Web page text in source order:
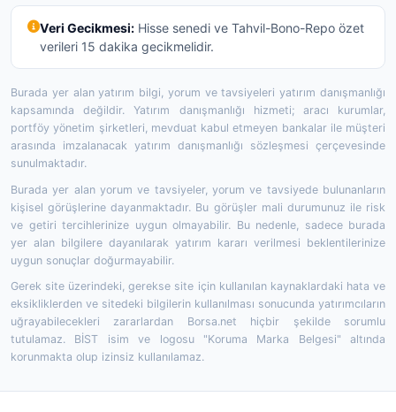
Veri Gecikmesi:Hisse senedi ve Tahvil-Bono-Repo özet
verileri 15 dakika gecikmelidir.
Burada yer alan yatırım bilgi, yorum ve tavsiyeleri yatırım danışmanlığı
kapsamında değildir. Yatırım danışmanlığı hizmeti; aracı kurumlar,
portföy yönetim şirketleri, mevduat kabul etmeyen bankalar ile müşteri
arasında imzalanacak yatırım danışmanlığı sözleşmesi çerçevesinde
sunulmaktadır.
Burada yer alan yorum ve tavsiyeler, yorum ve tavsiyede bulunanların
kişisel görüşlerine dayanmaktadır. Bu görüşler mali durumunuz ile risk
ve getiri tercihlerinize uygun olmayabilir. Bu nedenle, sadece burada
yer alan bilgilere dayanılarak yatırım kararı verilmesi beklentilerinize
uygun sonuçlar doğurmayabilir.
Gerek site üzerindeki, gerekse site için kullanılan kaynaklardaki hata ve
eksikliklerden ve sitedeki bilgilerin kullanılması sonucunda yatırımcıların
uğrayabilecekleri zararlardan Borsa.net hiçbir şekilde sorumlu
tutulamaz. BİST isim ve logosu "Koruma Marka Belgesi" altında
korunmakta olup izinsiz kullanılamaz.